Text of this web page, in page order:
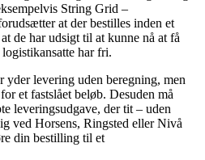
String Grid –
at der bestilles inden et
de har udsigt til at kunne nå at få
har fri.
yder levering uden beregning, men
et fastslået beløb. Desuden må
leveringsudgave, der tit – uden
ved Horsens, Ringsted eller Nivå
din bestilling til et